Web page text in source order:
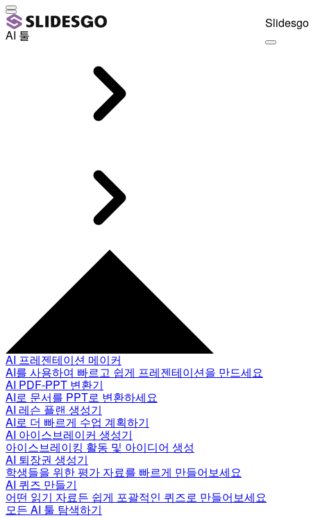
AI 툴
AI 프레젠테이션 메이커
AI를 사용하여 빠르고 쉽게 프레젠테이션을 만드세요
AI PDF-PPT 변환기
AI로 문서를 PPT로 변환하세요
AI 레슨 플랜 생성기
AI로 더 빠르게 수업 계획하기
AI 아이스브레이커 생성기
아이스브레이킹 활동 및 아이디어 생성
AI 퇴장권 생성기
학생들을 위한 평가 자료를 빠르게 만들어보세요
AI 퀴즈 만들기
어떤 읽기 자료든 쉽게 포괄적인 퀴즈로 만들어보세요
모든 AI 툴 탐색하기